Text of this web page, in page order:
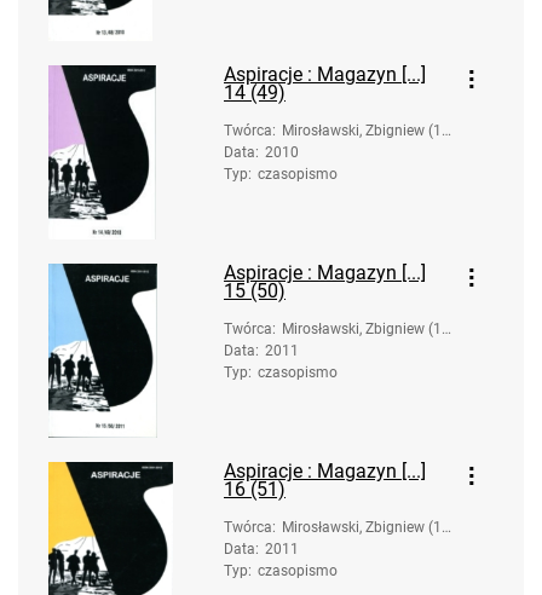
Aspiracje : Magazyn [...]
14 (49)
Twórca: Mirosławski, Zbigniew (19
58-). Oprac.
Data: 2010
Typ: czasopismo
Aspiracje : Magazyn [...]
15 (50)
Twórca: Mirosławski, Zbigniew (19
58-). Oprac.
Data: 2011
Typ: czasopismo
Aspiracje : Magazyn [...]
16 (51)
Twórca: Mirosławski, Zbigniew (19
58-). Oprac.
Data: 2011
Typ: czasopismo